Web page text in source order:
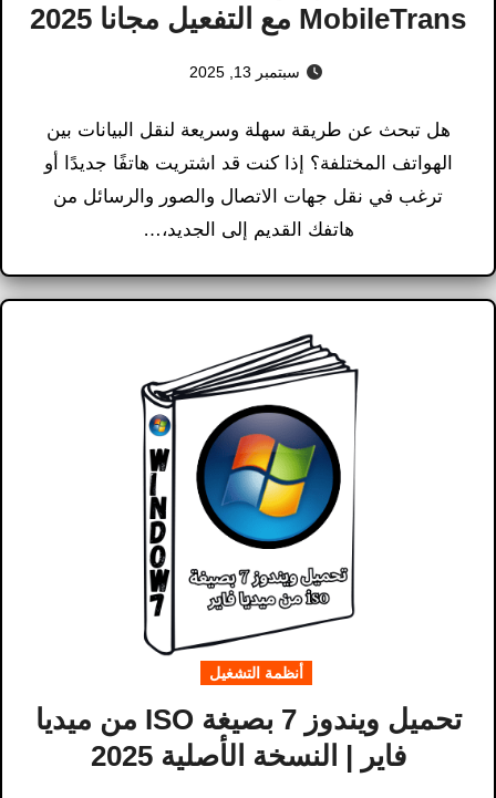
MobileTrans مع التفعيل مجانا 2025
سبتمبر 13, 2025
هل تبحث عن طريقة سهلة وسريعة لنقل البيانات بين
الهواتف المختلفة؟ إذا كنت قد اشتريت هاتفًا جديدًا أو
ترغب في نقل جهات الاتصال والصور والرسائل من
هاتفك القديم إلى الجديد،…
أنظمة التشغيل
تحميل ويندوز 7 بصيغة ISO من ميديا
فاير | النسخة الأصلية 2025